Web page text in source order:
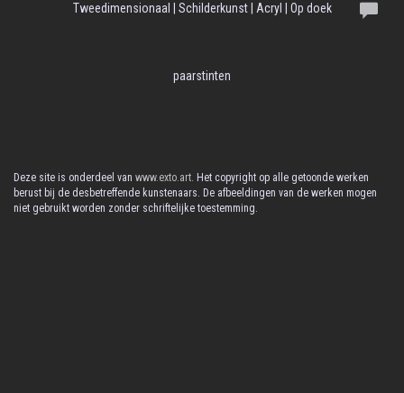
Tweedimensionaal | Schilderkunst | Acryl | Op doek
paarstinten
Deze site is onderdeel van www.exto.art. Het copyright op alle getoonde werken
berust bij de desbetreffende kunstenaars. De afbeeldingen van de werken mogen
niet gebruikt worden zonder schriftelijke toestemming.